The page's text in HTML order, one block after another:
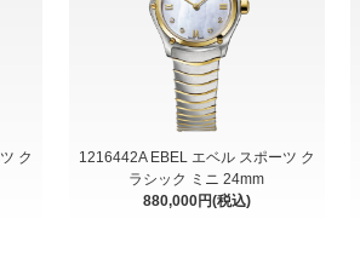
ク
1216442A EBEL エベル スポーツ ク
ラシック ミニ 24mm
880,000円(税込)